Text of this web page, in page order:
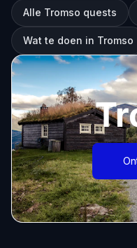
Alle Tromso quests
Wat te doen in Tromso